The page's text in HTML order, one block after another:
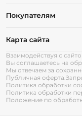
Покупателям
Карта сайта
Взаимодействуя с
Вы соглашаетесь на
Мы отвечаем за
Публичная оферта.
Политика обработки
Политика обработки
Положение по